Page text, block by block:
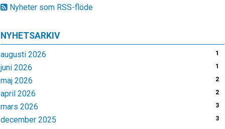
Nyheter som RSS-flöde
NYHETSARKIV
augusti 2026 1
juni 2026 1
maj 2026 2
april 2026 2
mars 2026 3
december 2025 3